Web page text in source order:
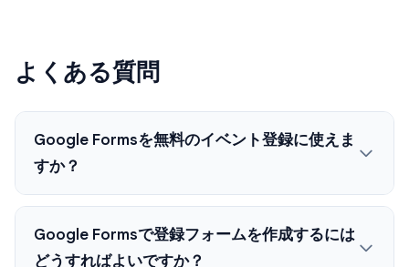
よくある質問
Google Formsを無料のイベント登録に使えま
すか？
Google Formsで登録フォームを作成するには
どうすればよいですか？